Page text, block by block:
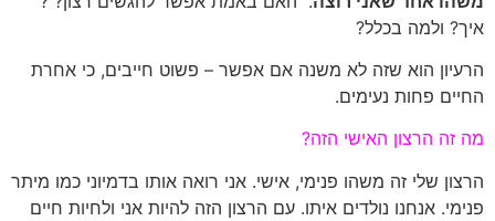
איך? ולמה בכלל?
הרעיון הוא שזה לא משנה אם אפשר – פשוט חייבים, כי אחרת
החיים פחות נעימים.
מה זה הרצון האישי הזה?
הרצון שלי זה משהו פנימי, אישי. אני רואה אותו בדמיוני כמו מיתר
פנימי. אנחנו נולדים איתו. עם הרצון הזה להיות אני ולחיות חיים